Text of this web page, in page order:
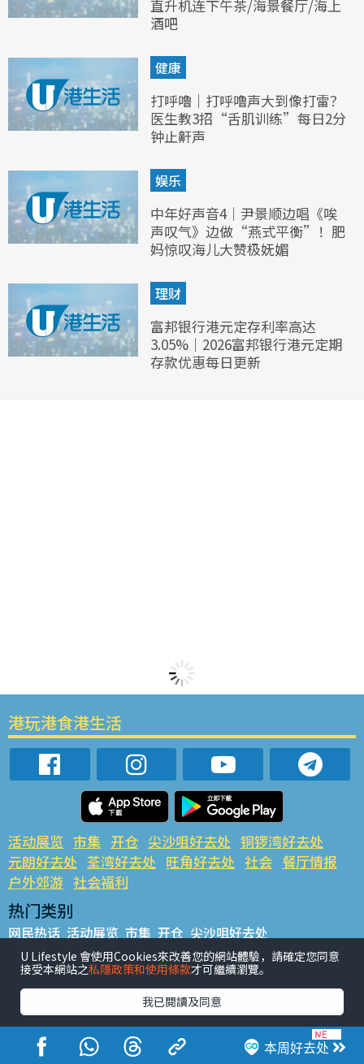
直升机连下午茶/海景餐厅/海上
酒吧
健康
打呼噜｜打呼噜声大到像打雷？
医生教3招“舌肌训练”每日2分
钟止鼾声
娱乐
中年好声音4｜尹景顺边唱《唉
声叹气》边做“燕式平衡”！肥
妈惊叹海儿大赞极妩媚
理财
富邦银行港元定存利率高达
3.05%｜2026富邦银行港元定期
存款优惠每日更新
本周好去处
港玩港食港生活
活动展览 市集 开仓 尖沙咀好去处 铜锣湾好去处
元朗好去处 荃湾好去处 旺角好去处 社会 餐厅情报
户外郊游 社会福利
热门类别
网民热话 活动展览 市集 开仓 尖沙咀好去处
铜锣湾好去处 元朗好去处 荃湾好去处 旺角好去处 社会
餐厅情报 户外郊游
热门标签
#UGO揾好去处 #人气活动推介 #美食社群热话
#亲子玩乐好去处
#ULifestyle应用程式
#限时抢
U Lifestyle 會使用Cookies來改善您的網站體驗，請確定您同意
接受本網站之私隱政策和使用條款才可繼續瀏覽。
我已閱讀及同意